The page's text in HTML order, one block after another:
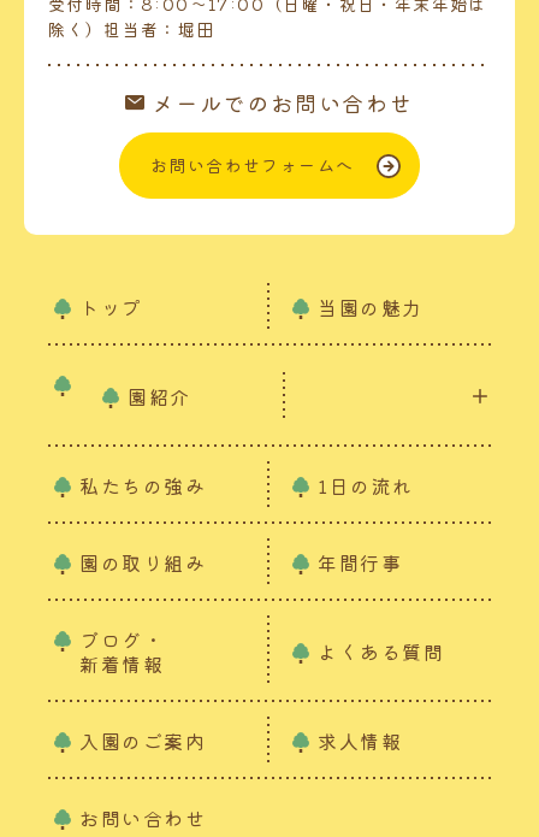
除く）担当者：堀田
メールでのお問い合わせ
お問い合わせフォームへ
トップ 当園の魅力
園紹介
私たちの強み 1日の流れ
園の取り組み 年間行事
ブログ・
新着情報
よくある質問
入園のご案内 求人情報
お問い合わせ